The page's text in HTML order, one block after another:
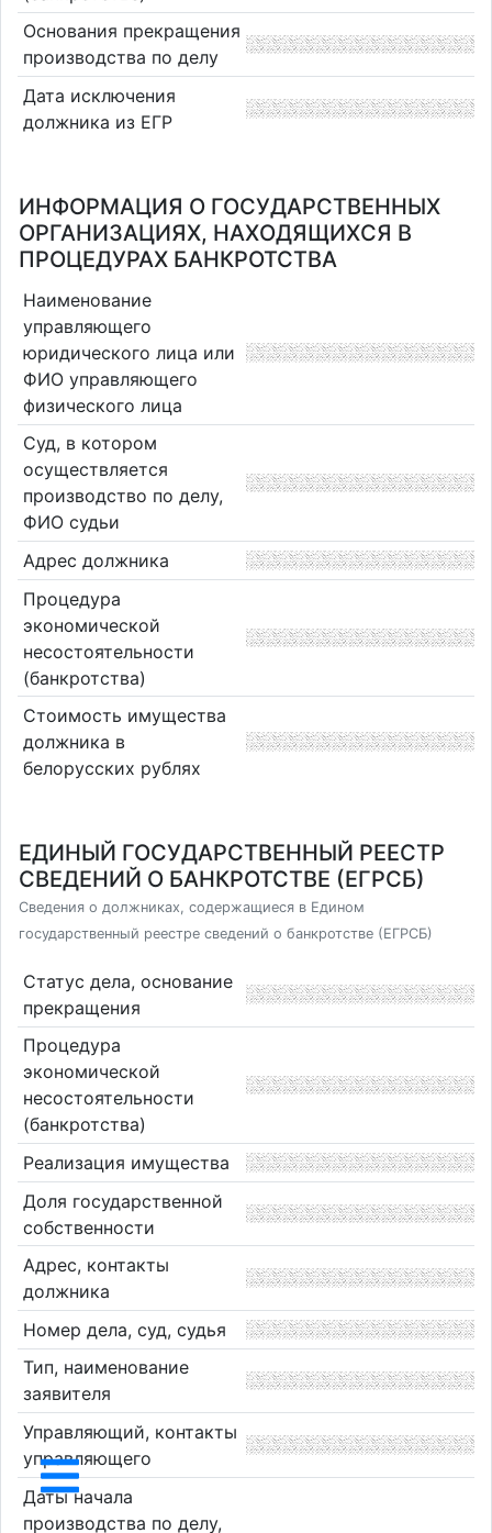
Основания прекращения
производства по делу
Дата исключения
должника из ЕГР
ИНФОРМАЦИЯ О ГОСУДАРСТВЕННЫХ
ОРГАНИЗАЦИЯХ, НАХОДЯЩИХСЯ В
ПРОЦЕДУРАХ БАНКРОТСТВА
Наименование
управляющего
юридического лица или
ФИО управляющего
физического лица
Суд, в котором
осуществляется
производство по делу,
ФИО судьи
Адрес должника
Процедура
экономической
несостоятельности
(банкротства)
Стоимость имущества
должника в
белорусских рублях
ЕДИНЫЙ ГОСУДАРСТВЕННЫЙ РЕЕСТР
СВЕДЕНИЙ О БАНКРОТСТВЕ (ЕГРСБ)
Сведения о должниках, содержащиеся в Едином
государственный реестре сведений о банкротстве (ЕГРСБ)
Статус дела, основание
прекращения
Процедура
экономической
несостоятельности
(банкротства)
Реализация имущества
Доля государственной
собственности
Адрес, контакты
должника
Номер дела, суд, судья
Тип, наименование
заявителя
Управляющий, контакты
управляющего
Даты начала
производства по делу,